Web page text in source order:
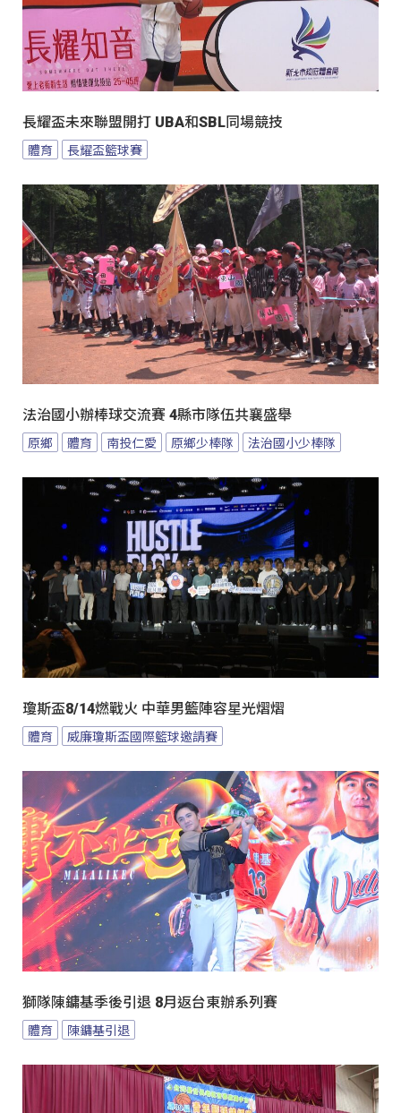
長耀盃未來聯盟開打 UBA和SBL同場競技
體育 長耀盃籃球賽
法治國小辦棒球交流賽 4縣市隊伍共襄盛舉
原鄉 體育 南投仁愛 原鄉少棒隊 法治國小少棒隊
瓊斯盃8/14燃戰火 中華男籃陣容星光熠熠
體育 威廉瓊斯盃國際籃球邀請賽
獅隊陳鏞基季後引退 8月返台東辦系列賽
體育 陳鏞基引退